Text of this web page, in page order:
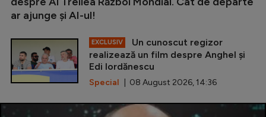
ar ajunge și AI-ul!
EXCLUSIV
Un cunoscut regizor
realizează un film despre Anghel și
Edi Iordănescu
Special | 08 August 2026, 14:36